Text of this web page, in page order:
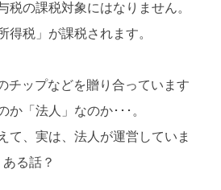
税の課税対象にはなりません。
得税」が課税されます。
チップなどを贈り合っています
か「法人」なのか･･･。
て、実は、法人が運営していま
る話？